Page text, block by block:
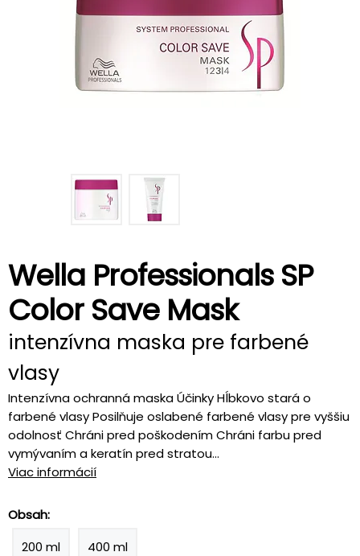
Wella Professionals SP
Color Save Mask
intenzívna maska pre farbené
vlasy
Intenzívna ochranná maska Účinky Hĺbkovo stará o
farbené vlasy Posilňuje oslabené farbené vlasy pre vyššiu
odolnosť Chráni pred poškodením Chráni farbu pred
vymývaním a keratín pred stratou...
Viac informácií
Obsah:
200 ml
400 ml